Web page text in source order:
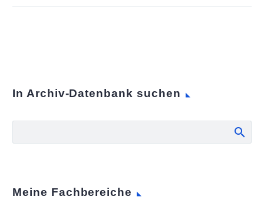
In Archiv-Datenbank suchen
Meine Fachbereiche